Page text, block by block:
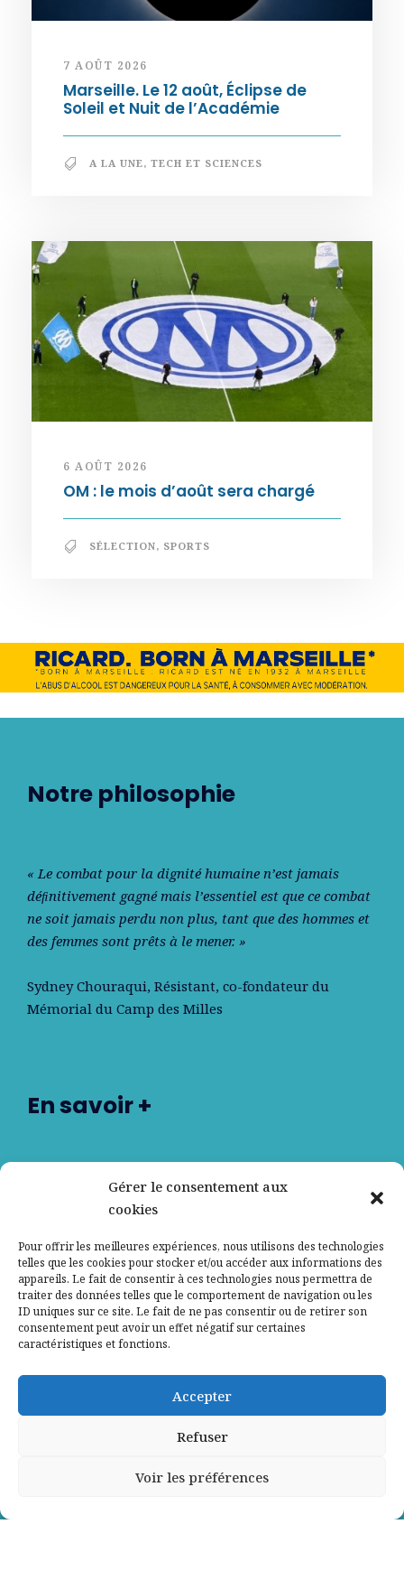
Gérer le consentement aux
cookies
Pour offrir les meilleures expériences, nous utilisons des technologies
telles que les cookies pour stocker et/ou accéder aux informations des
appareils. Le fait de consentir à ces technologies nous permettra de
traiter des données telles que le comportement de navigation ou les
ID uniques sur ce site. Le fait de ne pas consentir ou de retirer son
consentement peut avoir un effet négatif sur certaines
caractéristiques et fonctions.
Accepter
Refuser
Voir les préférences
7 AOÛT 2026
Marseille. Le 12 août, Éclipse de
Soleil et Nuit de l’Académie
A LA UNE, TECH ET SCIENCES
6 AOÛT 2026
OM : le mois d’août sera chargé
SÉLECTION, SPORTS
Notre philosophie
« Le combat pour la dignité humaine n’est jamais
déﬁnitivement gagné mais l’essentiel est que ce combat
ne soit jamais perdu non plus, tant que des hommes et
des femmes sont prêts à le mener. »
Sydney Chouraqui, Résistant, co-fondateur du
Mémorial du Camp des Milles
En savoir +
Nos partenaires
Contactez-nous
Mentions légales